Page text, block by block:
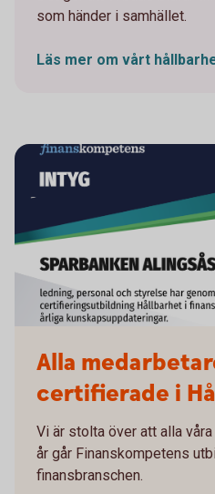
som händer i samhället.
Läs mer om vårt
Alla
certifierade i
Vi är stolta över att alla
år går Finanskompetens
finansbranschen.